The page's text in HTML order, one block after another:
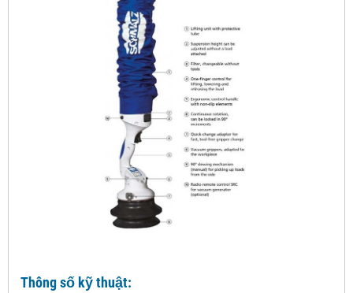
Thông số kỹ thuật: